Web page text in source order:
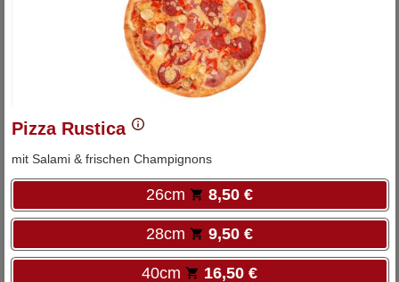
Pizza Rustica
mit Salami & frischen Champignons
26cm 8,50 €
28cm 9,50 €
40cm 16,50 €